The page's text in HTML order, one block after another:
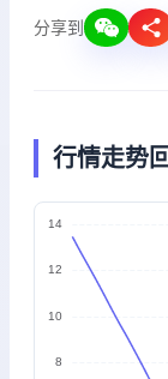
分享到
行情走势